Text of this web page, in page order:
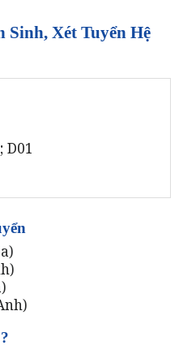
Sinh, Xét Tuyển Hệ
D01